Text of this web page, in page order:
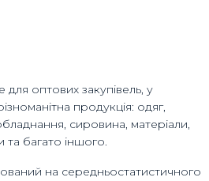
оптових закупівель, у
продукція: одяг,
сировина, матеріали,
та багато іншого.
на середньостатистичного